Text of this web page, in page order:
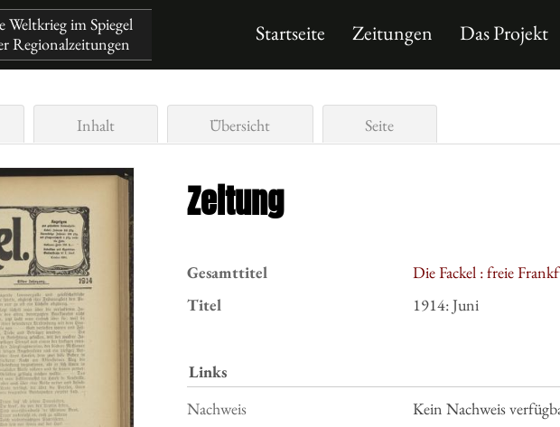
Weltkrieg im Spiegel
Regionalzeitungen
Startseite Zeitungen Das Projekt
Inhalt Übersicht Seite
Zeitung
Gesamttitel
Die Fackel : freie
Titel
1914:Juni
Links
Nachweis
Kein Nachweis